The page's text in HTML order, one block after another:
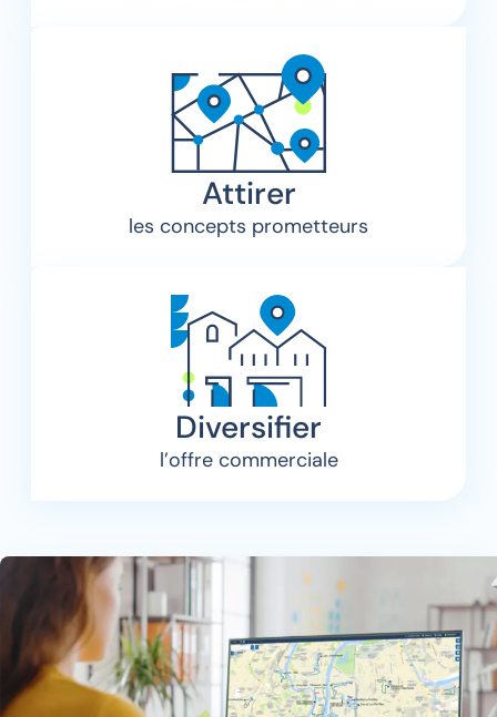
Attirer
les concepts prometteurs
Diversifier
l’offre commerciale